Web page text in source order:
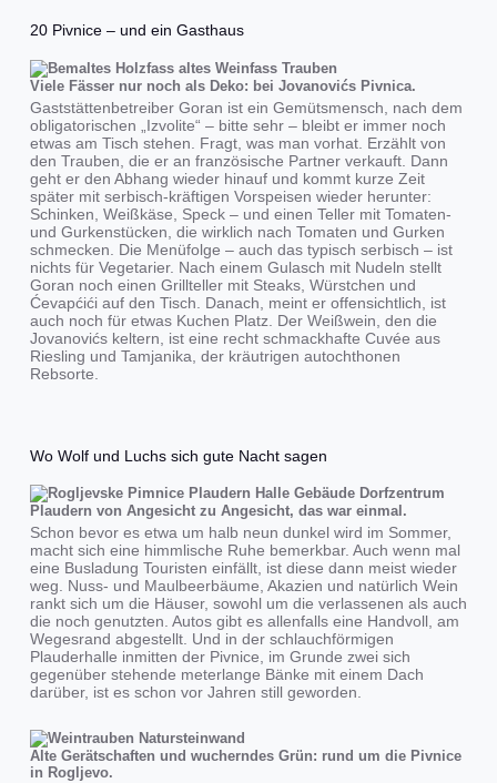
20 Pivnice – und ein Gasthaus
Viele Fässer nur noch als Deko: bei Jovanovićs Pivnica.
Gaststättenbetreiber Goran ist ein Gemütsmensch, nach dem
obligatorischen „Izvolite“ – bitte sehr – bleibt er immer noch
etwas am Tisch stehen. Fragt, was man vorhat. Erzählt von
den Trauben, die er an französische Partner verkauft. Dann
geht er den Abhang wieder hinauf und kommt kurze Zeit
später mit serbisch-kräftigen Vorspeisen wieder herunter:
Schinken, Weißkäse, Speck – und einen Teller mit Tomaten-
und Gurkenstücken, die wirklich nach Tomaten und Gurken
schmecken. Die Menüfolge – auch das typisch serbisch – ist
nichts für Vegetarier. Nach einem Gulasch mit Nudeln stellt
Goran noch einen Grillteller mit Steaks, Würstchen und
Ćevapćići auf den Tisch. Danach, meint er offensichtlich, ist
auch noch für etwas Kuchen Platz. Der Weißwein, den die
Jovanovićs keltern, ist eine recht schmackhafte Cuvée aus
Riesling und Tamjanika, der kräutrigen autochthonen
Rebsorte.
Wo Wolf und Luchs sich gute Nacht sagen
Plaudern von Angesicht zu Angesicht, das war einmal.
Schon bevor es etwa um halb neun dunkel wird im Sommer,
macht sich eine himmlische Ruhe bemerkbar. Auch wenn mal
eine Busladung Touristen einfällt, ist diese dann meist wieder
weg. Nuss- und Maulbeerbäume, Akazien und natürlich Wein
rankt sich um die Häuser, sowohl um die verlassenen als auch
die noch genutzten. Autos gibt es allenfalls eine Handvoll, am
Wegesrand abgestellt. Und in der schlauchförmigen
Plauderhalle inmitten der Pivnice, im Grunde zwei sich
gegenüber stehende meterlange Bänke mit einem Dach
darüber, ist es schon vor Jahren still geworden.
Alte Gerätschaften und wucherndes Grün: rund um die Pivnice
in Rogljevo.